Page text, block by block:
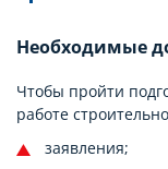
Необходимые
Чтобы пройти
работе
заявления;